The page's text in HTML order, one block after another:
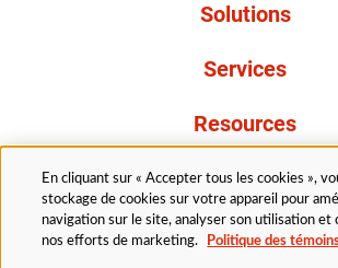
Solutions
Services
Resources
À propos de nous
En cliquant sur « Accepter tous les cookies »,
stockage de cookies sur votre appareil pour
navigation sur le site, analyser son utilisation et
nos efforts de marketing.
Politique des